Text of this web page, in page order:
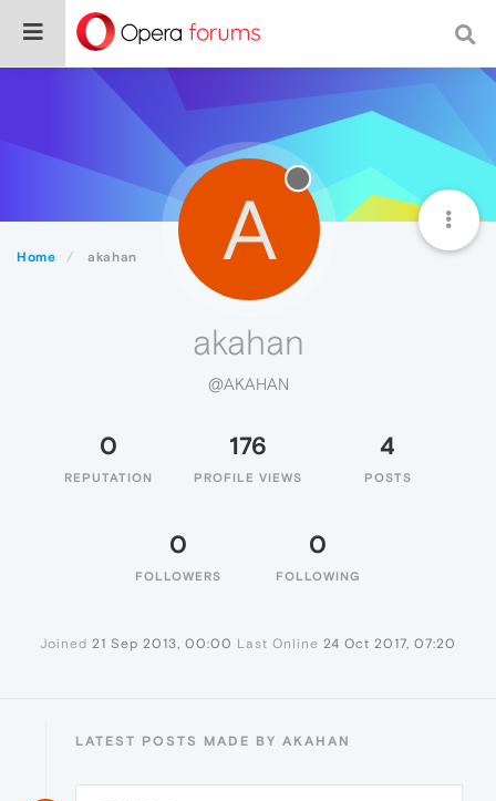
Home akahan A
akahan
@AKAHAN
0
REPUTATION
176
PROFILE VIEWS
4
POSTS
0
FOLLOWERS
0
FOLLOWING
Joined 21 Sep 2013, 00:00 Last Online 24 Oct 2017, 07:20
LATEST POSTS MADE BY AKAHAN